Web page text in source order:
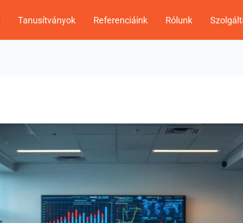
Tanusítványok Referenciáink Rólunk